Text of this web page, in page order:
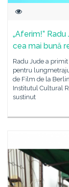
„Aferim!”
cea mai bună
Radu Jude a
pentru
de Film de la
Institutul Cultural
sustinut